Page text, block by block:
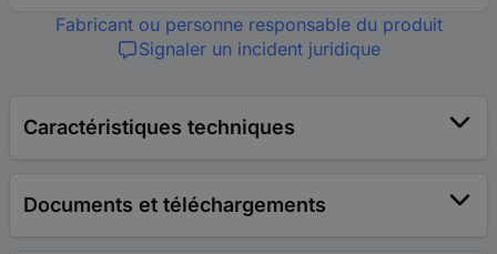
Fabricant ou personne responsable du produit
Signaler un incident juridique
Caractéristiques techniques
Documents et téléchargements